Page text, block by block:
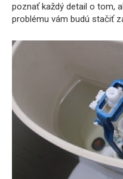
poznať každý detail o tom,
problému vám budú stačiť